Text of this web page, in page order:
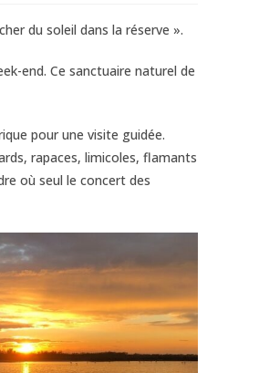
du soleil dans la réserve ».
end. Ce sanctuaire naturel de
pour une visite guidée.
rapaces, limicoles, flamants
où seul le concert des